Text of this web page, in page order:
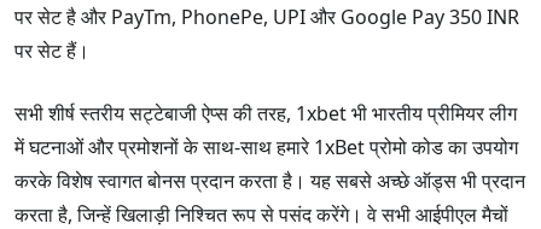
पर सेट है और PayTm, PhonePe, UPI और Google Pay 350 INR
पर सेट हैं।
सभी शीर्ष स्तरीय सट्टेबाजी ऐप्स की तरह, 1xbet भी भारतीय प्रीमियर लीग
में घटनाओं और प्रमोशनों के साथ-साथ हमारे 1xBet प्रोमो कोड का उपयोग
करके विशेष स्वागत बोनस प्रदान करता है। यह सबसे अच्छे ऑड्स भी प्रदान
करता है, जिन्हें खिलाड़ी निश्चित रूप से पसंद करेंगे। वे सभी आईपीएल मैचों